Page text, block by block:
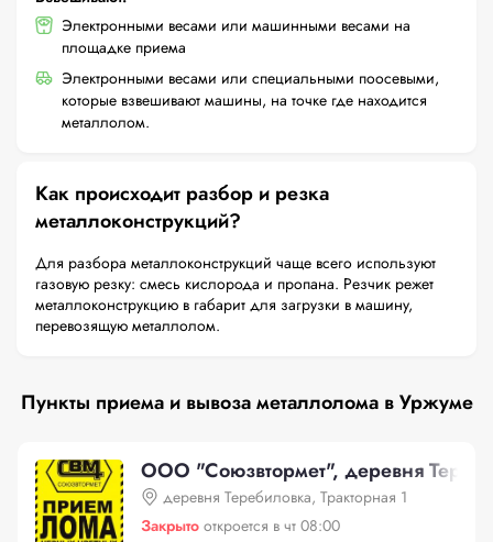
Электронными весами или машинными весами на
площадке приема
Электронными весами или специальными поосевыми,
которые взвешивают машины, на точке где находится
металлолом.
Как происходит разбор и резка
металлоконструкций?
Для разбора металлоконструкций чаще всего используют
газовую резку: смесь кислорода и пропана. Резчик режет
металлоконструкцию в габарит для загрузки в машину,
перевозящую металлолом.
Пункты приема и вывоза металлолома в Уржуме
ООО "Союзвтормет", деревня
деревня Теребиловка, Тракторная 1
Закрыто откроется в чт 08:00